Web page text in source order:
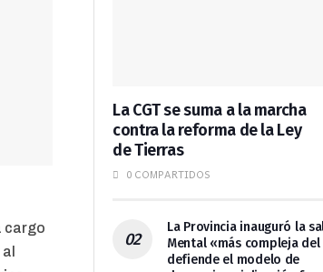
cargo
La CGT se suma a la marcha
contra la reforma de la Ley
de Tierras
0 COMPARTIDOS
La Provincia inauguró la
Mental «más compleja del
defiende el modelo de